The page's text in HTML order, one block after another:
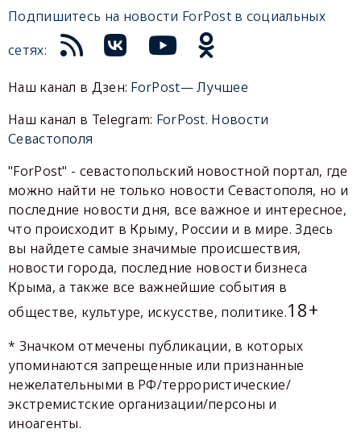
Подпишитесь на новости ForPost в социальных
сетях:
Наш канал в Дзен: ForPost— Лучшее
Наш канал в Telegram: ForPost. Новости
Севастополя
"ForPost" - севастопольский новостной портал, где
можно найти не только новости Севастополя, но и
последние новости дня, все важное и интересное,
что происходит в Крыму, России и в мире. Здесь
вы найдете самые значимые происшествия,
новости города, последние новости бизнеса
Крыма, а также все важнейшие события в
обществе, культуре, искусстве, политике.18+
* Значком отмечены публикации, в которых
упоминаются запрещенные или признанные
нежелательными в РФ/террористические/
экстремистские организации/персоны и
иноагенты.